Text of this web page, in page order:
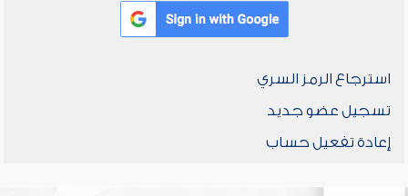
استرجاع الرمز السري
تسجيل عضو جديد
إعادة تفعيل حساب